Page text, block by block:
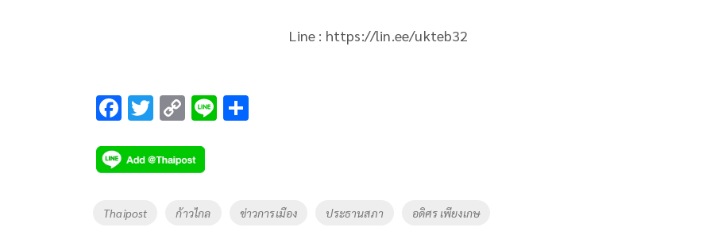
Line : https://lin.ee/ukteb32
F
e
b
o
T
tt
er
C
p
y
Li
Li
Tags
Thaipost ก้าวไกล ข่าวการเมือง ประธานสภา อดิศร เพียงเกษ